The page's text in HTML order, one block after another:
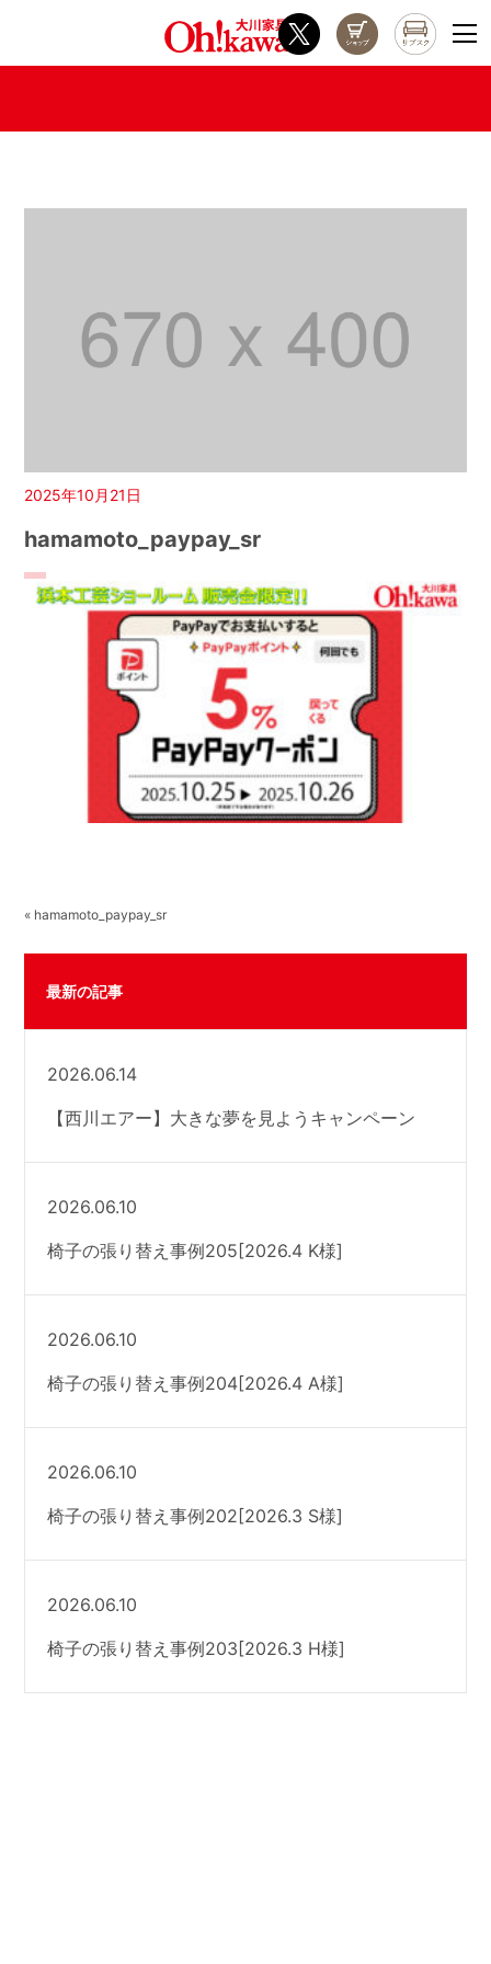
2025年10月21日
hamamoto_paypay_sr
« hamamoto_paypay_sr
最新の記事
2026.06.14
【西川エアー】大きな夢を見ようキャンペーン
2026.06.10
椅子の張り替え事例205[2026.4 K様]
2026.06.10
椅子の張り替え事例204[2026.4 A様]
2026.06.10
椅子の張り替え事例202[2026.3 S様]
2026.06.10
椅子の張り替え事例203[2026.3 H様]